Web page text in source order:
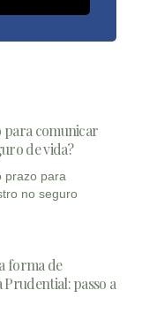
para comunicar
de vida?
prazo para
no seguro
forma de
passo a